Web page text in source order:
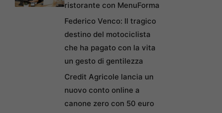
ristorante con MenuForma
Federico Venco: Il tragico
destino del motociclista
che ha pagato con la vita
un gesto di gentilezza
Credit Agricole lancia un
nuovo conto online a
canone zero con 50 euro